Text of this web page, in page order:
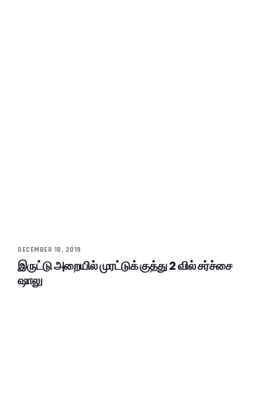
DECEMBER 18, 2019
இருட்டு அறையில் முரட்டுக் குத்து 2 வில் சர்ச்சை
ஷாலு